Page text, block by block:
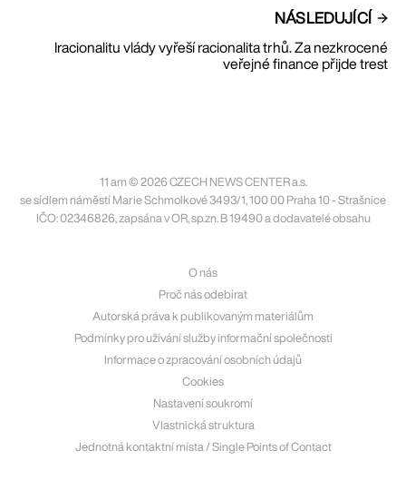
NÁSLEDUJÍCÍ
Iracionalitu vlády vyřeší racionalita trhů. Za nezkrocené
veřejné finance přijde trest
11 am © 2026 CZECH NEWS CENTER a.s.
se sídlem náměstí Marie Schmolkové 3493/1, 100 00 Praha 10 - Strašnice
IČO: 02346826, zapsána v OR, sp.zn. B 19490 a dodavatelé obsahu
O nás
Proč nás odebírat
Autorská práva k publikovaným materiálům
Podmínky pro užívání služby informační společnosti
Informace o zpracování osobních údajů
Cookies
Nastavení soukromí
Vlastnická struktura
Jednotná kontaktní místa / Single Points of Contact